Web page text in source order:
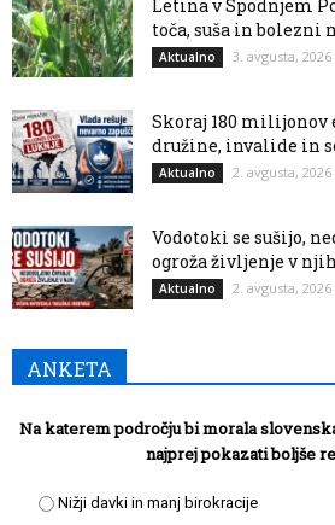
Letina v Spodnjem
toča, suša in bolezni
Aktualno 3. avgusta, 2026
Skoraj 180 milijonov
družine, invalide in
Aktualno 2. avgusta, 2026
Vodotoki se sušijo,
ogroža življenje v
Aktualno 2. avgusta, 2026
ANKETA
Na katerem področju bi morala
najprej pokazati boljše
Nižji davki in manj birokracije